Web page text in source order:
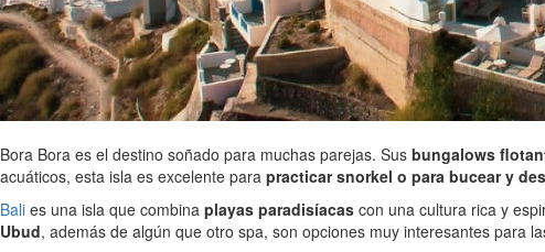
Bora Bora es el destino soñado para muchas parejas. Sus bungalows
acuáticos, esta isla es excelente para practicar snorkel o para bucear y
Bali es una isla que combina playas paradisíacas con una cultura rica y
Ubud, además de algún que otro spa, son opciones muy interesantes para